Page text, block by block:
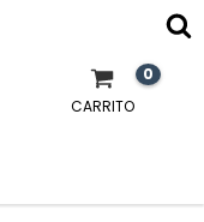
CARRITO
0